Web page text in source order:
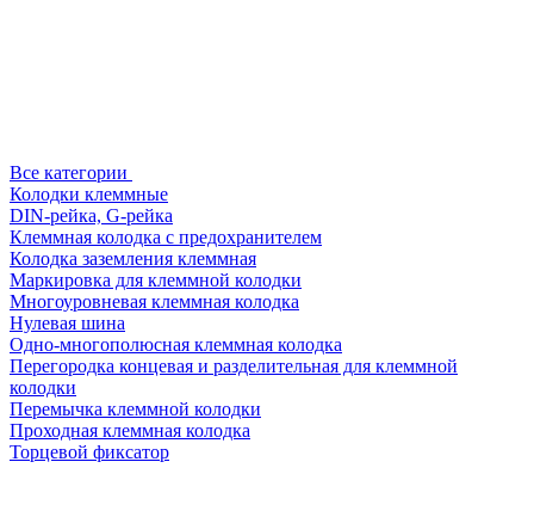
Все категории
Колодки клеммные
DIN-рейка, G-рейка
Клеммная колодка с предохранителем
Колодка заземления клеммная
Маркировка для клеммной колодки
Многоуровневая клеммная колодка
Нулевая шина
Одно-многополюсная клеммная колодка
Перегородка концевая и разделительная для клеммной
колодки
Перемычка клеммной колодки
Проходная клеммная колодка
Торцевой фиксатор